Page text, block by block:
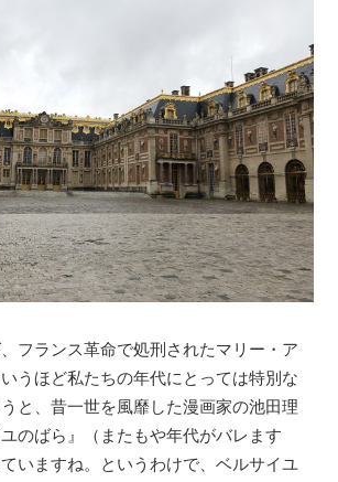
フランス革命で処刑されたマリー・ア
うほど私たちの年代にとっては特別な
と、昔一世を風靡した漫画家の池田理
のばら』（またもや年代がバレます
いますね。というわけで、ベルサイユ